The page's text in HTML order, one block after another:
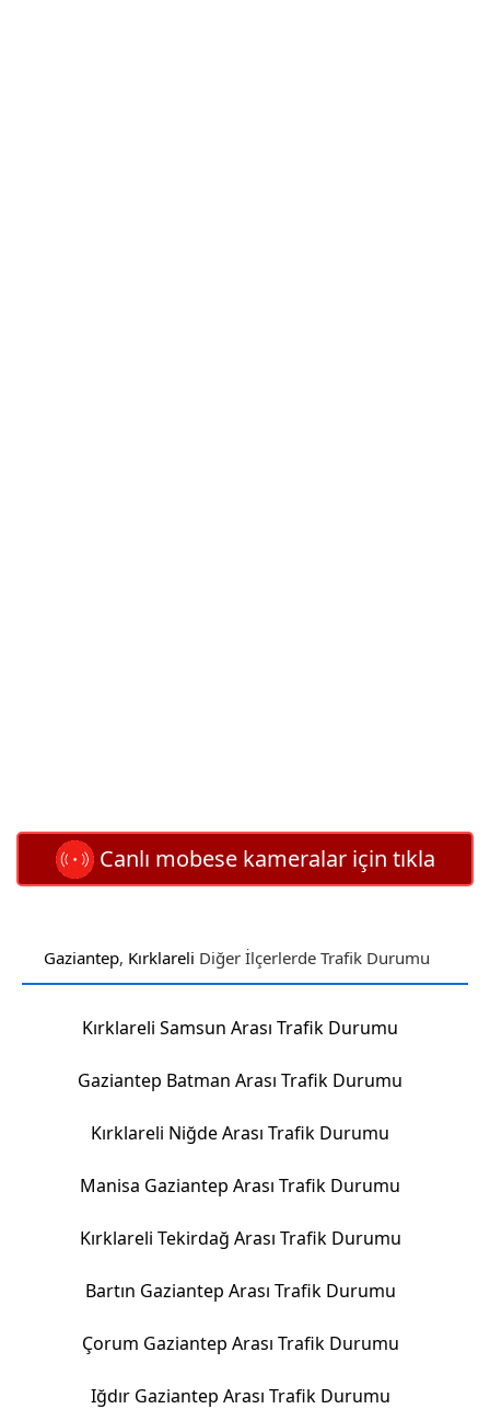
Canlı mobese kameralar için tıkla
Gaziantep, Kırklareli Diğer İlçerlerde Trafik Durumu
Kırklareli Samsun Arası Trafik Durumu
Gaziantep Batman Arası Trafik Durumu
Kırklareli Niğde Arası Trafik Durumu
Manisa Gaziantep Arası Trafik Durumu
Kırklareli Tekirdağ Arası Trafik Durumu
Bartın Gaziantep Arası Trafik Durumu
Çorum Gaziantep Arası Trafik Durumu
Iğdır Gaziantep Arası Trafik Durumu